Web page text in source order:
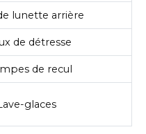
lunette arrière
de détresse
de recul
glaces